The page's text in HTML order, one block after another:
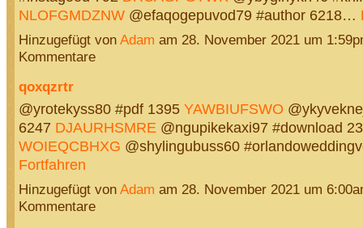
NLOFGMDZNW@efaqogepuvod79 #author 6218…
Hinzugefügt von Adam am 28. November 2021 um
Kommentare
qoxqzrtr
@yrotekyss80 #pdf 1395 YAWBIUFSWO
6247 DJAURHSMRE @ngupikekaxi97 #download
WOIEQCBHXG @shylingubuss60
Fortfahren
Hinzugefügt von Adam am 28. November 2021 um
Kommentare